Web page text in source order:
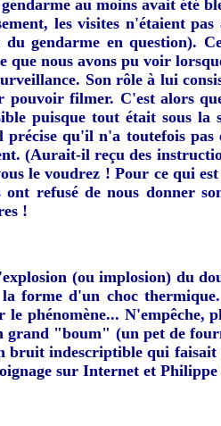
au moins avait été
les visites n'étaient
gendarme en
nous avons pu voir
Son rôle à lui
filmer. C'est alors
puisque tout était sous
qu'il n'a toutefois
(Aurait-il reçu des
le voudrez ! Pour ce qui
refusé de nous donner
!
(ou implosion) du
forme d'un choc
phénomène... N'empêche,
grand "boum" (un pet de
indescriptible qui
sur Internet et